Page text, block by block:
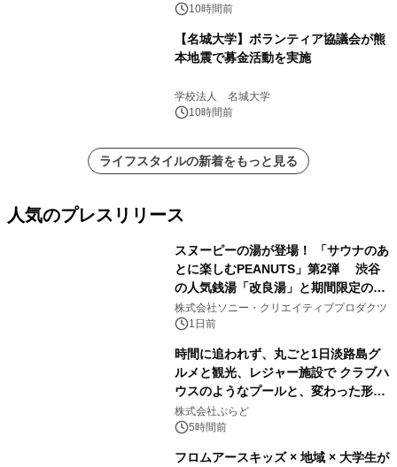
10時間前
【名城大学】ボランティア協議会が熊
本地震で募金活動を実施
学校法人 名城大学
10時間前
ライフスタイルの新着をもっと見る
人気のプレスリリース
スヌーピーの湯が登場！ 「サウナのあ
とに楽しむPEANUTS」第2弾 渋谷
の人気銭湯「改良湯」と期間限定のコ
ラボレーション サウナイキタイコラ
ボグッズも発売決定！
株式会社ソニー・クリエイティブプロダクツ
1日前
時間に追われず、丸ごと1日淡路島グ
ルメと観光、レジャー施設で クラブハ
ウスのようなプールと、変わった形の
サウナも 「THE BOXY AWAJI」のお
得な素泊まり連泊プランで
株式会社ぷらど
5時間前
フロムアースキッズ × 地域 × 大学生が